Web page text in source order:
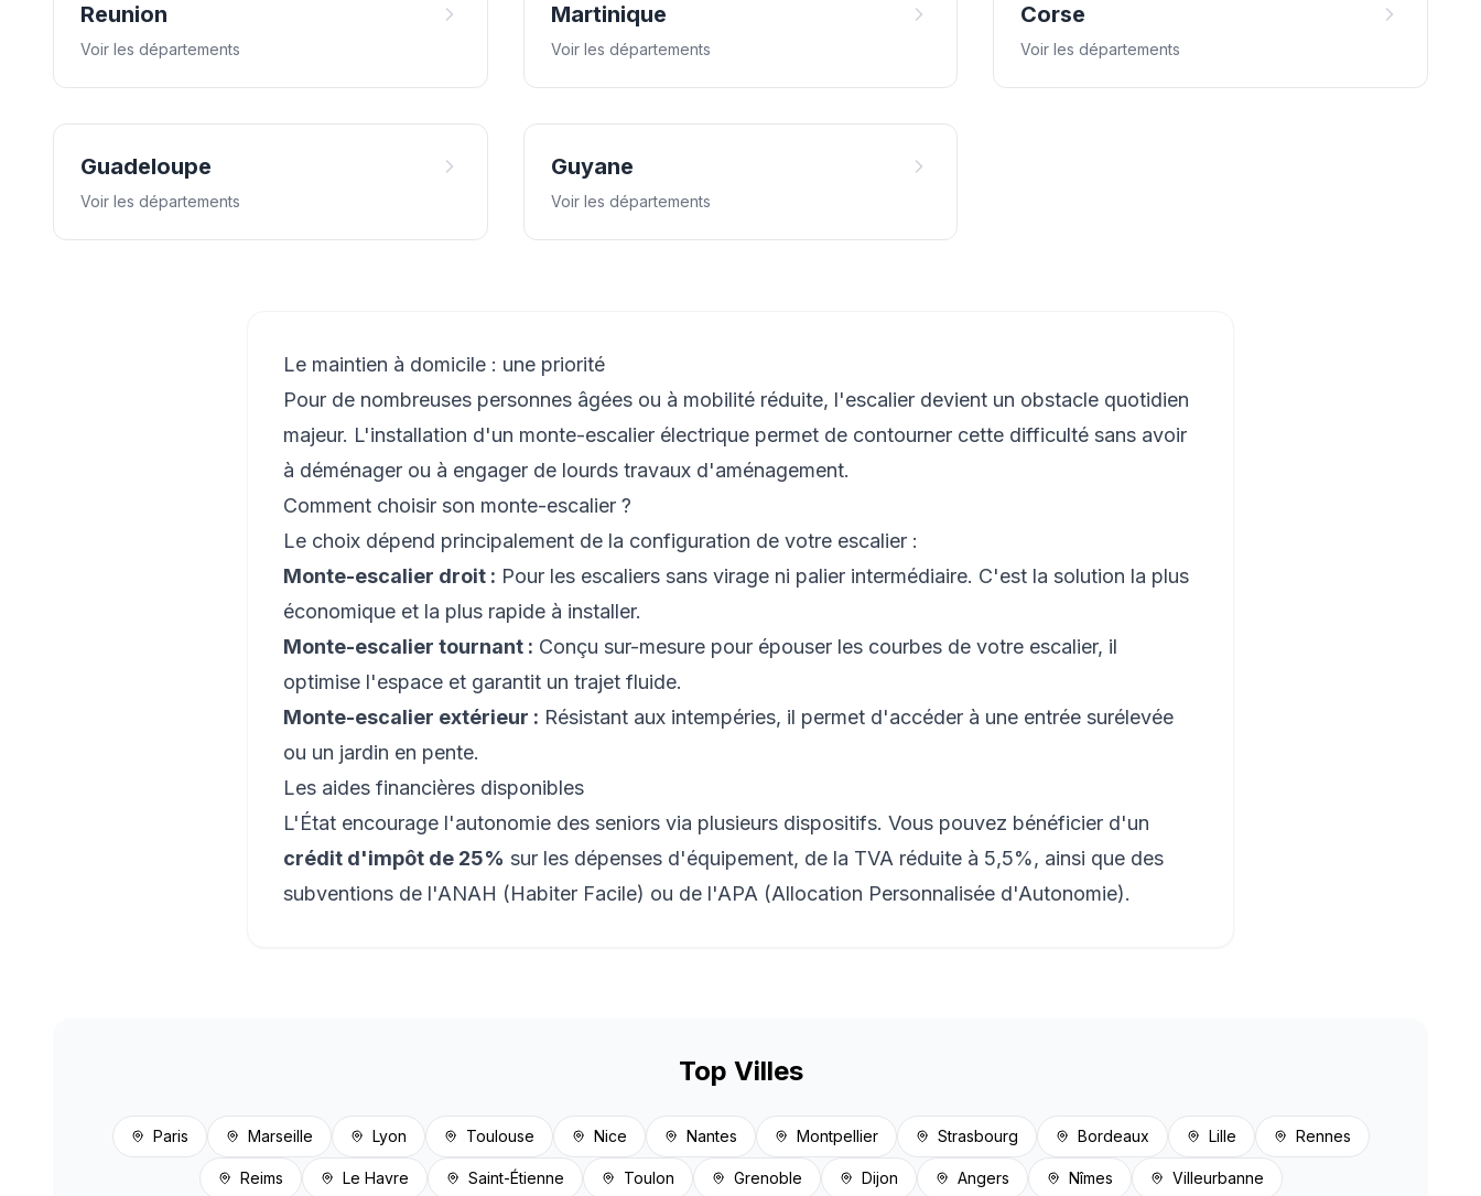
Reunion
Voir les départements
Martinique
Voir les départements
Corse
Voir les départements
Guadeloupe
Voir les départements
Guyane
Voir les départements
Le maintien à domicile : une priorité
Pour de nombreuses personnes âgées ou à mobilité réduite, l'escalier devient un obstacle quotidien
majeur. L'installation d'un monte-escalier électrique permet de contourner cette difficulté sans avoir
à déménager ou à engager de lourds travaux d'aménagement.
Comment choisir son monte-escalier ?
Le choix dépend principalement de la configuration de votre escalier :
Monte-escalier droit : Pour les escaliers sans virage ni palier intermédiaire. C'est la solution la plus
économique et la plus rapide à installer.
Monte-escalier tournant : Conçu sur-mesure pour épouser les courbes de votre escalier, il
optimise l'espace et garantit un trajet fluide.
Monte-escalier extérieur : Résistant aux intempéries, il permet d'accéder à une entrée surélevée
ou un jardin en pente.
Les aides financières disponibles
L'État encourage l'autonomie des seniors via plusieurs dispositifs. Vous pouvez bénéficier d'un
crédit d'impôt de 25% sur les dépenses d'équipement, de la TVA réduite à 5,5%, ainsi que des
subventions de l'ANAH (Habiter Facile) ou de l'APA (Allocation Personnalisée d'Autonomie).
Top Villes
Paris Marseille Lyon Toulouse Nice Nantes Montpellier Strasbourg Bordeaux Lille Rennes
Reims Le Havre Saint-Étienne Toulon Grenoble Dijon Angers Nîmes Villeurbanne